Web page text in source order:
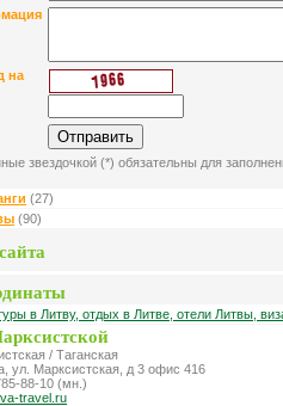
на
звездочкой (*) обязательны для
(27)
(90)
в Литву, отдых в Литве, отели Литвы,
/ Таганская
ул. Марксистская, д 3 офис 416
88-10 (мн.)
travel.ru